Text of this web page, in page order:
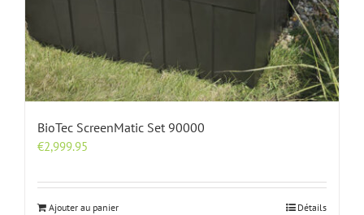
BioTec ScreenMatic Set 90000
€2,999.95
Ajouter au panier Détails